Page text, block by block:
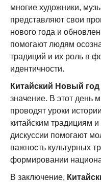
многие художники,
представляют свои
нового года и
помогают людям
традиций и их роль в
идентичности.
Китайский Новый год
значение. В этот день
проводят уроки
китайским традициям
дискуссии помогают
важность культурных
формировании
В заключение,